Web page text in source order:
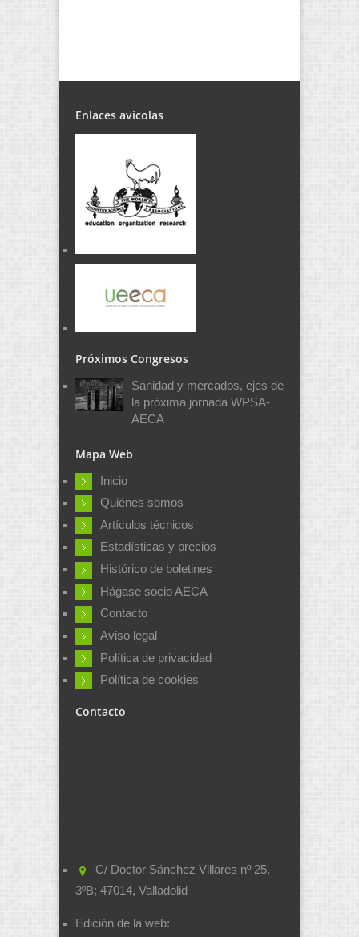
Enlaces avícolas
Próximos Congresos
Sanidad y mercados, ejes de
la próxima jornada WPSA-
AECA
Mapa Web
Inicio
Quiénes somos
Artículos técnicos
Estadísticas y precios
Histórico de boletines
Hágase socio AECA
Contacto
Aviso legal
Política de privacidad
Política de cookies
Contacto
C/ Doctor Sánchez Villares nº 25,
3ºB; 47014, Valladolid
Edición de la web: